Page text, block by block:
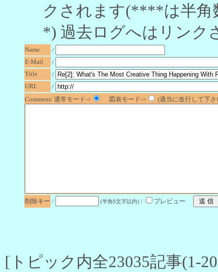
クされます(****は半角
*) 過去ログへはリンク
Name
/
E-Mail
/
Title
/
URL
/
Comment/ 通常モード->
図表モード-> (適当に改行して下
削除キー / (半角8文字以内) / プレビュー
[トピック内全23035記事(1-